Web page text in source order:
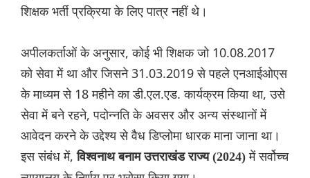
शिक्षक भर्ती प्रक्रिया के लिए पात्र नहीं थे।
अपीलकर्ताओं के अनुसार, कोई भी शिक्षक जो 10.08.2017
को सेवा में था और जिसने 31.03.2019 से पहले एनआईओएस
के माध्यम से 18 महीने का डी.एल.एड. कार्यक्रम किया था, उसे
सेवा में बने रहने, पदोन्नति के अवसर और अन्य संस्थानों में
आवेदन करने के उद्देश्य से वैध डिप्लोमा धारक माना जाना था।
इस संबंध में,विश्वनाथ बनाम उत्तराखंड राज्य (2024)में सर्वोच्च